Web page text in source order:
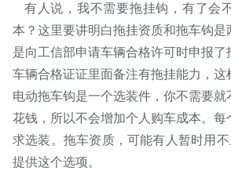
有人说，我不需要拖挂钩，有了会
本？这里要讲明白拖挂资质和拖车钩
是向工信部申请车辆合格许可时申报
车辆合格证证里面备注有拖挂能力，这
电动拖车钩是一个选装件，你不需要就
花钱，所以不会增加个人购车成本。每
求选装。拖车资质，可能有人暂时用
提供这个选项。